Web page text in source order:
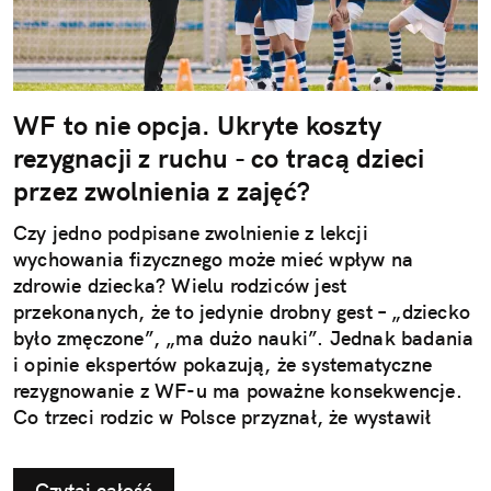
WF to nie opcja. Ukryte koszty
rezygnacji z ruchu - co tracą dzieci
przez zwolnienia z zajęć?
Czy jedno podpisane zwolnienie z lekcji
wychowania fizycznego może mieć wpływ na
zdrowie dziecka? Wielu rodziców jest
przekonanych, że to jedynie drobny gest – „dziecko
było zmęczone”, „ma dużo nauki”. Jednak badania
i opinie ekspertów pokazują, że systematyczne
rezygnowanie z WF-u ma poważne konsekwencje.
Co trzeci rodzic w Polsce przyznał, że wystawił
ruchowych. Ta pozornie niewinna decyzja w